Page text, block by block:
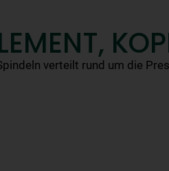
verteilt rund um die